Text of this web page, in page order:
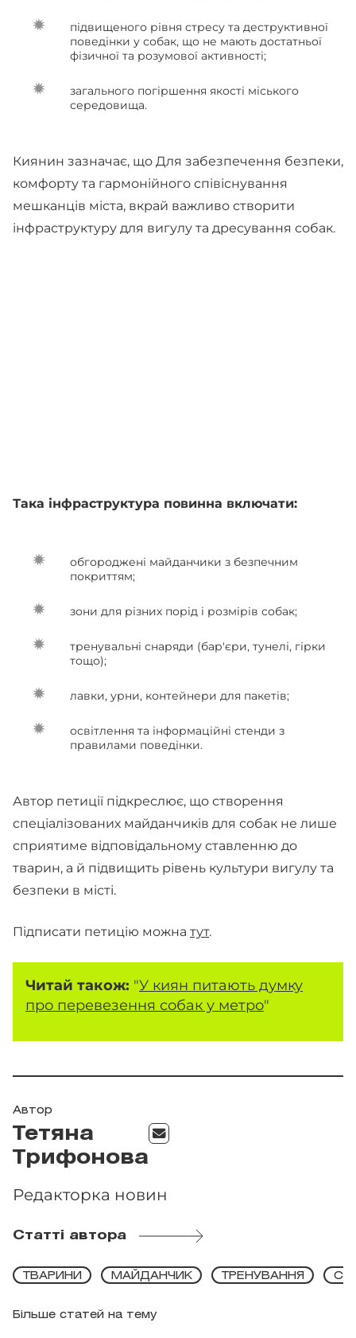
підвищеного рівня стресу та деструктивної
поведінки у собак, що не мають достатньої
фізичної та розумової активності;
загального погіршення якості міського
середовища.
Киянин зазначає, що Для забезпечення безпеки,
комфорту та гармонійного співіснування
мешканців міста, вкрай важливо створити
інфраструктуру для вигулу та дресування собак.
Така інфраструктура повинна включати:
обгороджені майданчики з безпечним
покриттям;
зони для різних порід і розмірів собак;
тренувальні снаряди (бар'єри, тунелі, гірки
тощо);
лавки, урни, контейнери для пакетів;
освітлення та інформаційні стенди з
правилами поведінки.
Автор петиції підкреслює, що створення
спеціалізованих майданчиків для собак не лише
сприятиме відповідальному ставленню до
тварин, а й підвищить рівень культури вигулу та
безпеки в місті.
Підписати петицію можна тут.
Читай також: "У киян питають думку
про перевезення собак у метро"
Автор
Тетяна
Трифонова
Редакторка новин
Статті автора
Більше статей на тему
ТВАРИНИ МАЙДАНЧИК ТРЕНУВАННЯ